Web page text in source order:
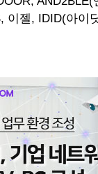
이젤, IDID(아이